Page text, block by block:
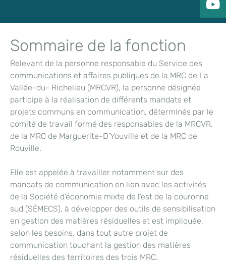
Sommaire de la fonction
Relevant de la personne responsable du Service des
communications et affaires publiques de la MRC de La
Vallée-du- Richelieu (MRCVR), la personne désignée
participe à la réalisation de différents mandats et
projets communs en communication, déterminés par le
comité de travail formé des responsables de la MRCVR,
de la MRC de Marguerite-D’Youville et de la MRC de
Rouville.
Elle est appelée à travailler notamment sur des
mandats de communication en lien avec les activités
de la Société d’économie mixte de l’est de la couronne
sud (SÉMECS), à développer des outils de sensibilisation
en gestion des matières résiduelles et est impliquée,
selon les besoins, dans tout autre projet de
communication touchant la gestion des matières
résiduelles des territoires des trois MRC.